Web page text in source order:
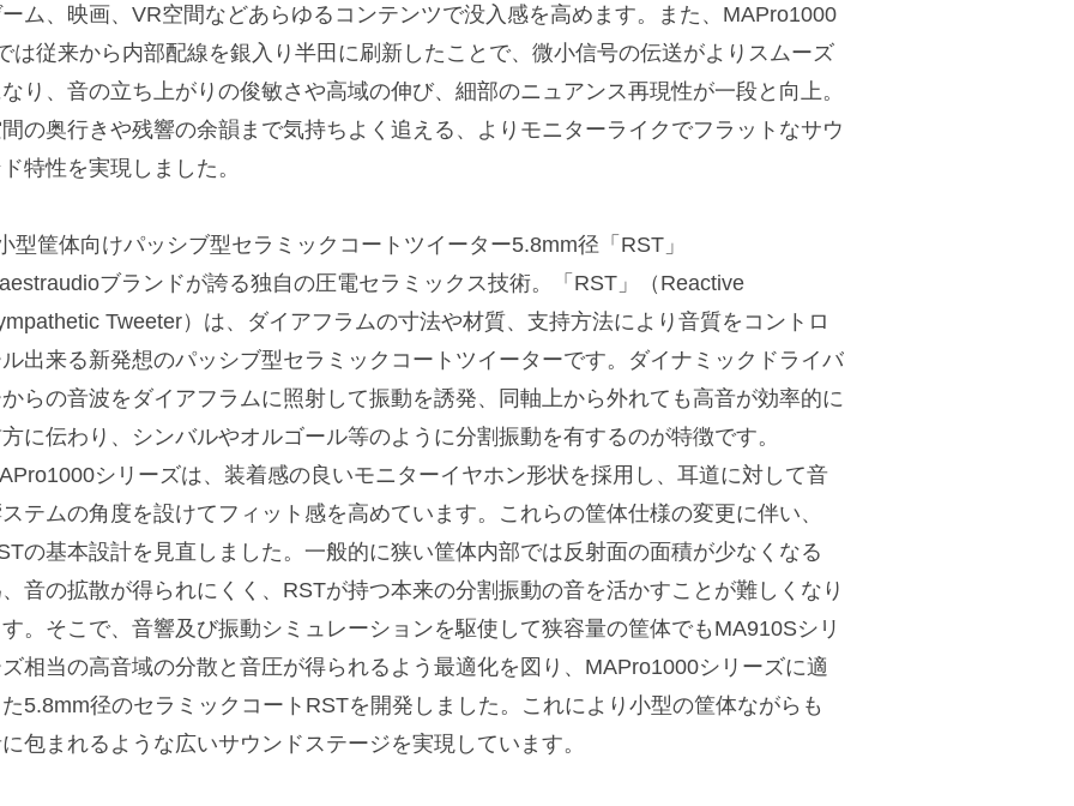
ム、映画、VR空間などあらゆるコンテンツで没入感を高めます。また、MAPro1000
は従来から内部配線を銀入り半田に刷新したことで、微小信号の伝送がよりスムーズ
り、音の立ち上がりの俊敏さや高域の伸び、細部のニュアンス再現性が一段と向上。
の奥行きや残響の余韻まで気持ちよく追える、よりモニターライクでフラットなサウ
特性を実現しました。
型筐体向けパッシブ型セラミックコートツイーター5.8mm径「RST」
ブランドが誇る独自の圧電セラミックス技術。「RST」（Reactive
Tweeter）は、ダイアフラムの寸法や材質、支持方法により音質をコントロ
出来る新発想のパッシブ型セラミックコートツイーターです。ダイナミックドライバ
らの音波をダイアフラムに照射して振動を誘発、同軸上から外れても高音が効率的に
に伝わり、シンバルやオルゴール等のように分割振動を有するのが特徴です。
シリーズは、装着感の良いモニターイヤホン形状を採用し、耳道に対して音
テムの角度を設けてフィット感を高めています。これらの筐体仕様の変更に伴い、
の基本設計を見直しました。一般的に狭い筐体内部では反射面の面積が少なくなる
音の拡散が得られにくく、RSTが持つ本来の分割振動の音を活かすことが難しくなり
。そこで、音響及び振動シミュレーションを駆使して狭容量の筐体でもMA910Sシリ
相当の高音域の分散と音圧が得られるよう最適化を図り、MAPro1000シリーズに適
5.8mm径のセラミックコートRSTを開発しました。これにより小型の筐体ながらも
包まれるような広いサウンドステージを実現しています。